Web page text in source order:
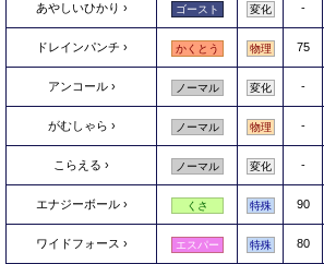
あやしいひかり ゴースト 変化 -
ドレインパンチ かくとう 物理 75
アンコール ノーマル 変化 -
がむしゃら ノーマル 物理 -
こらえる ノーマル 変化 -
エナジーボール くさ 特殊 90
ワイドフォース エスパー 特殊 80